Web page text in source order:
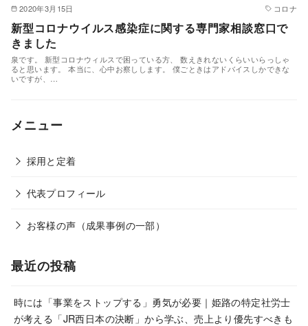
2020年3月15日 コロナ
新型コロナウイルス感染症に関する専門家相談窓口で
きました
泉です。 新型コロナウィルスで困っている方、 数えきれないくらいいらっしゃ
ると思います。 本当に、心中お察しします。 僕ごときはアドバイスしかできな
いですが、…
メニュー
採用と定着
代表プロフィール
お客様の声（成果事例の一部）
最近の投稿
時には「事業をストップする」勇気が必要｜姫路の特定社労士
が考える「JR西日本の決断」から学ぶ、売上より優先すべきも